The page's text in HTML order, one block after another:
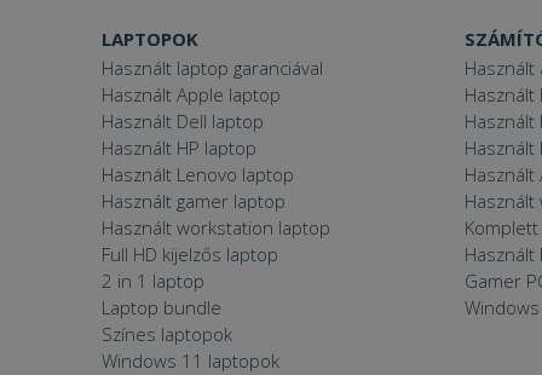
LAPTOPOK
Használt laptop garanciával
Használt Apple laptop
Használt Dell laptop
Használt HP laptop
Használt Lenovo laptop
Használt gamer laptop
Használt workstation laptop
Full HD kijelzős laptop
2 in 1 laptop
Laptop bundle
Színes laptopok
Windows 11 laptopok
Használt
Használt
Használt
Használt
Használt
Használt
Használt
Gamer